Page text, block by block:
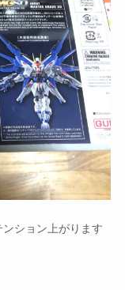
ション上がります